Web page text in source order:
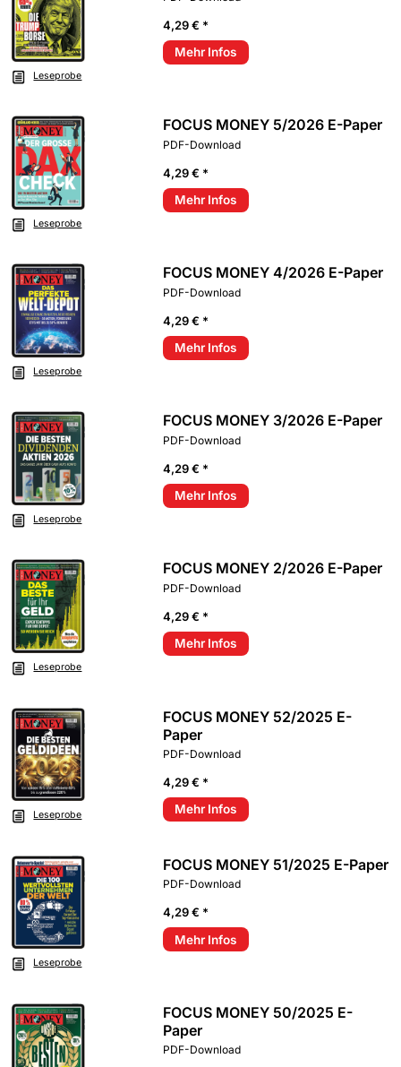
Leseprobe
4,29 € *
Mehr Infos
Leseprobe
FOCUS MONEY 5/2026 E-Paper
PDF-Download
4,29 € *
Mehr Infos
Leseprobe
FOCUS MONEY 4/2026 E-Paper
PDF-Download
4,29 € *
Mehr Infos
Leseprobe
FOCUS MONEY 3/2026 E-Paper
PDF-Download
4,29 € *
Mehr Infos
Leseprobe
FOCUS MONEY 2/2026 E-Paper
PDF-Download
4,29 € *
Mehr Infos
Leseprobe
FOCUS MONEY 52/2025 E-
Paper
PDF-Download
4,29 € *
Mehr Infos
Leseprobe
FOCUS MONEY 51/2025 E-Paper
PDF-Download
4,29 € *
Mehr Infos
FOCUS MONEY 50/2025 E-
Paper
PDF-Download